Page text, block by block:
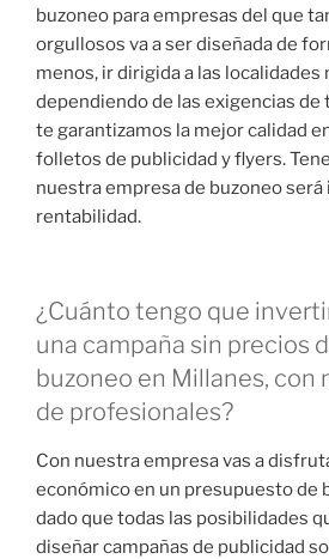
buzoneo para empresas del que
orgullosos va a ser diseñada de
menos, ir dirigida a las localidades
dependiendo de las exigencias
te garantizamos la mejor calidad
folletos de publicidad y flyers.
nuestra empresa de buzoneo será
rentabilidad.
¿Cuánto tengo que
una campaña sin precios
buzoneo en Millanes, con
de profesionales?
Con nuestra empresa vas a
económico en un presupuesto de
dado que todas las posibilidades
diseñar campañas de publicidad